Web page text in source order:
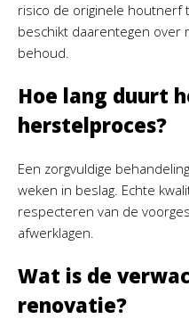
risico de originele houtnerf
beschikt daarentegen over
behoud.
Hoe lang duurt
herstelproces?
Een zorgvuldige
weken in beslag. Echte
respecteren van de
afwerklagen.
Wat is de
renovatie?